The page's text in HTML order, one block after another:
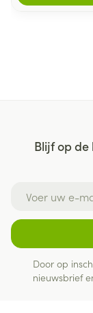
Blijf op
Door op
nieuwsbrief